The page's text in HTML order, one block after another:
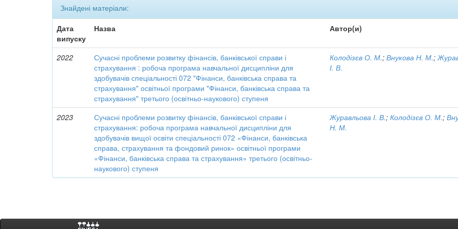
Знайдені матеріали:
Дата
випуску
Назва Автор(и)
2022
Сучасні проблеми розвитку фінансів, банківської справи і
страхування : робоча програма навчальної дисципліни для
здобувачів спеціальності 072 "Фінанси, банківська справа та
страхування" освітньої програми "Фінанси, банківська справа та
страхування" третього (освітньо-наукового) ступеня
Колодізєв О. М.;Внукова Н. М.;
І. В.
2023
Сучасні проблеми розвитку фінансів, банківської справи і
страхування: робоча програма навчальної дисципліни для
здобувачів вищої освіти спеціальності 072 «Фінанси, банківська
справа, страхування та фондовий ринок» освітньої програми
«Фінанси, банківська справа та страхування» третього (освітньо-
наукового) ступеня
Журавльова І. В.;Колодізєв О. М.;
Н. М.